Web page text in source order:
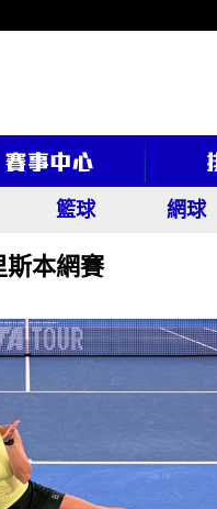
籃球 網球
斯本網賽